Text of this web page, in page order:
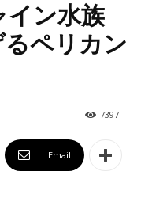
イン水族
ペリカン
7397
Email